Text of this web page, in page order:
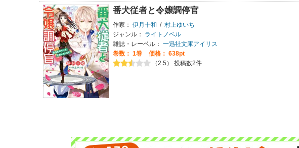
番犬従者と令嬢調停官
作家： 伊月十和 / 村上ゆいち
ジャンル：
ライトノベル
雑誌・レーベル： 一迅社文庫アイリス
巻数： 1巻
価格： 638pt
（2.5） 投稿数2件